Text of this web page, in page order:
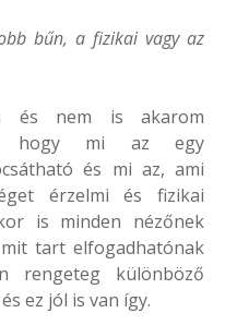
bűn, a fizikai vagy az
és nem is akarom
hogy mi az egy
és mi az, ami
érzelmi és fizikai
is minden nézőnek
tart elfogadhatónak
rengeteg különböző
ez jól is van így.